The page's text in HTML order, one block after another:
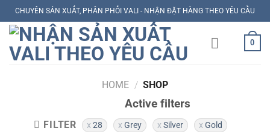
Skip
to
content
CHUYÊN SẢN XUẤT, PHÂN PHỐI VALI - NHẬN ĐẶT HÀNG THEO YÊU CẦU
0
HOME / SHOP
FILTER
Active filters
28 Grey Silver Gold